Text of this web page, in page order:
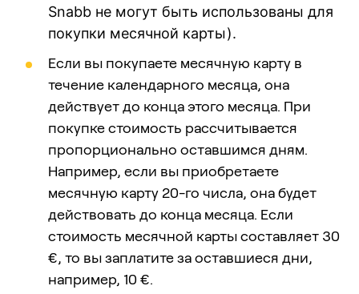
Snabb не могут быть использованы для
покупки месячной карты).
Если вы покупаете месячную карту в
течение календарного месяца, она
действует до конца этого месяца. При
покупке стоимость рассчитывается
пропорционально оставшимся дням.
Например, если вы приобретаете
месячную карту 20-го числа, она будет
действовать до конца месяца. Если
стоимость месячной карты составляет 30
€, то вы заплатите за оставшиеся дни,
например, 10 €.